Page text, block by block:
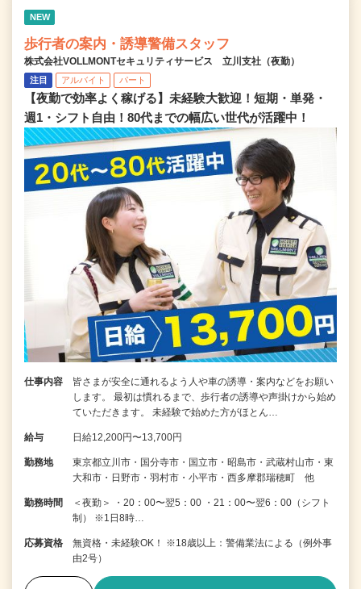
NEW
歩行者の案内・誘導警備スタッフ
株式会社VOLLMONTセキュリティサービス 立川支社（夜勤）
注目 アルバイト パート
【夜勤で効率よく稼げる】未経験大歓迎！短期・単発・
週1・シフト自由！80代までの幅広い世代が活躍中！
仕事内容
皆さまが安全に通れるよう人や車の誘導・案内などをお願い
します。 最初は慣れるまで、歩行者の誘導や声掛けから始め
ていただきます。 未経験で始めた方がほとん…
給与 日給12,200円〜13,700円
勤務地
東京都立川市・国分寺市・国立市・昭島市・武蔵村山市・東
大和市・日野市・羽村市・小平市・西多摩郡瑞穂町 他
勤務時間
＜夜勤＞ ・20：00〜翌5：00 ・21：00〜翌6：00（シフト
制） ※1日8時…
応募資格
無資格・未経験OK！ ※18歳以上：警備業法による（例外事
由2号）